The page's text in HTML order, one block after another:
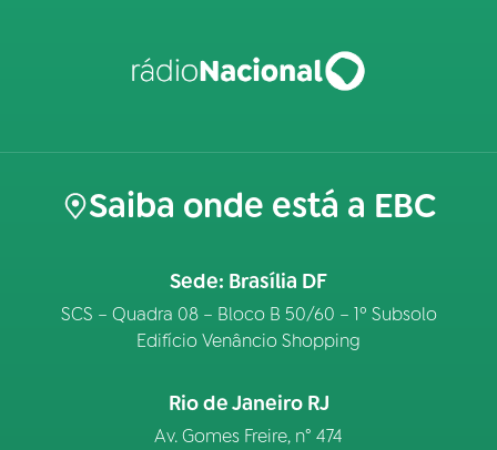
Saiba onde está a EBC
Sede: Brasília DF
SCS – Quadra 08 – Bloco B 50/60 – 1º Subsolo
Edifício Venâncio Shopping
Rio de Janeiro RJ
Av. Gomes Freire, n° 474